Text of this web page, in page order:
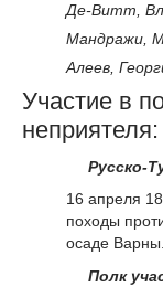
Де-Витт,
Мандражи,
Алеев,
Участие в
неприятеля:
Русско-
16 апреля
походы
осаде Варны.
Полк